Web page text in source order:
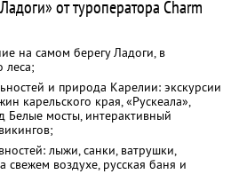
от туроператора Charm
на самом берегу Ладоги, в
леса;
и природа Карелии: экскурсии
карельского края, «Рускеала»,
Белые мосты, интерактивный
лыжи, санки, ватрушки,
свежем воздухе, русская баня и